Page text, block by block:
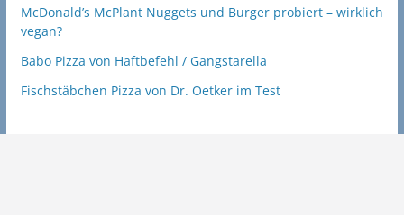
McDonald’s McPlant Nuggets und Burger probiert – wirklich
vegan?
Babo Pizza von Haftbefehl / Gangstarella
Fischstäbchen Pizza von Dr. Oetker im Test